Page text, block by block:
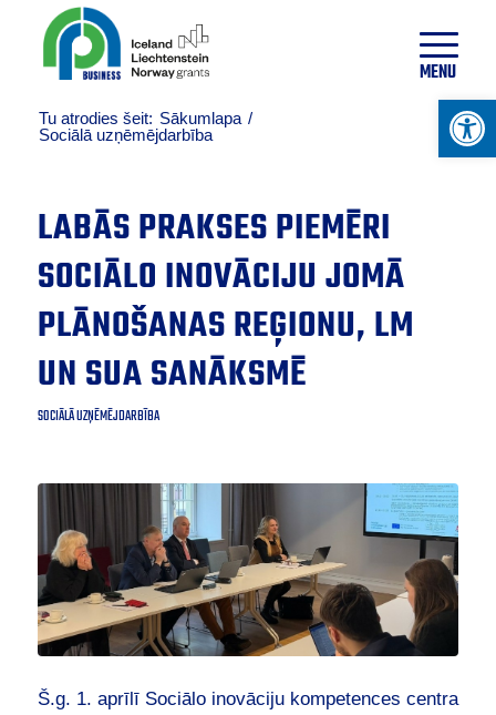
MENU
Tu atrodies šeit: Sākumlapa /
Sociālā uzņēmējdarbība
LABĀS PRAKSES PIEMĒRI
SOCIĀLO INOVĀCIJU JOMĀ
PLĀNOŠANAS REĢIONU, LM
UN SUA SANĀKSMĒ
SOCIĀLĀ UZŅĒMĒJDARBĪBA
Š.g. 1. aprīlī Sociālo inovāciju kompetences centra